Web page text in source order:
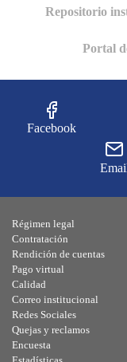
Repositorio
Portal
Facebook
Régimen legal
Contratación
Rendición de cuentas
Pago virtual
Calidad
Correo institucional
Redes Sociales
Quejas y reclamos
Encuesta